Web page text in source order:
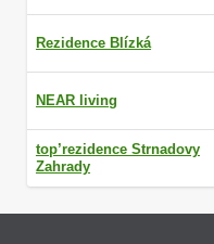
Rezidence Blízká
NEAR living
top’rezidence Strnadovy
Zahrady